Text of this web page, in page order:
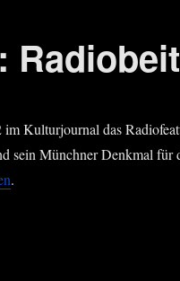
Kul­tur­jour­nal das
sein Münch­ner Denk­mal für
.